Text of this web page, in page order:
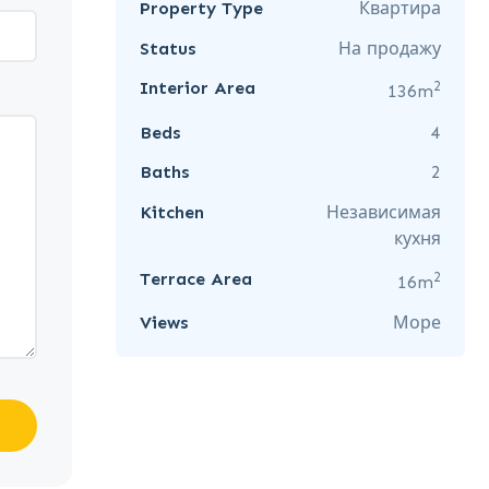
Property Type
Квартира
Status
На продажу
Interior Area
136m2
Beds
4
Baths
2
Kitchen
Независимая
кухня
Terrace Area
16m2
Views Море